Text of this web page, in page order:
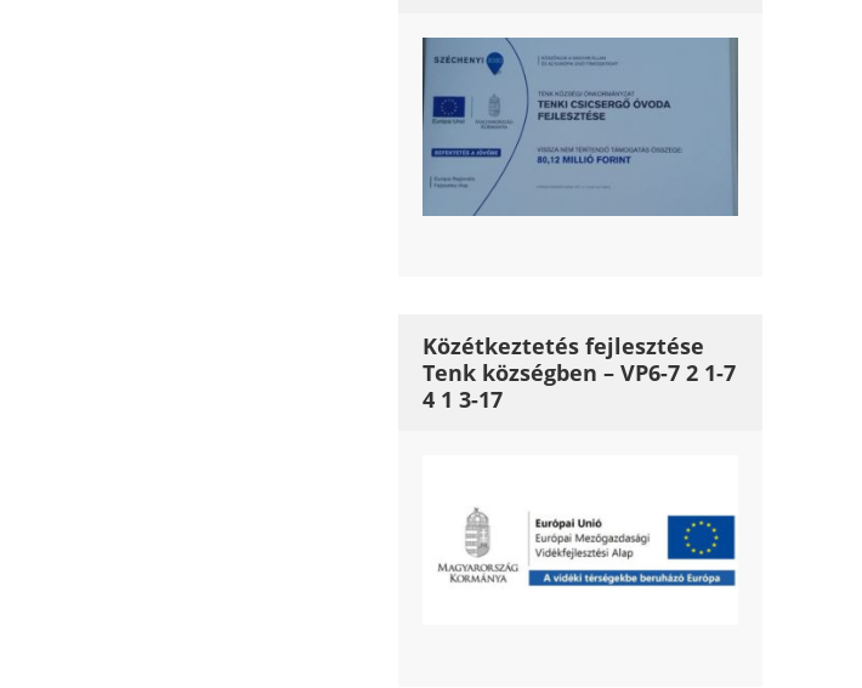
Közétkeztetés fejlesztése
Tenk községben – VP6-7 2 1-7
4 1 3-17